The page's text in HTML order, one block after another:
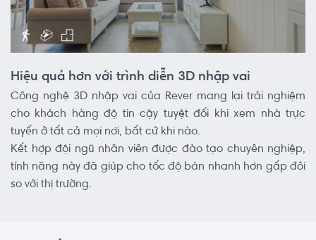
Hiệu quả hơn với trình diễn 3D nhập vai
Công nghệ 3D nhập vai của Rever mang lại trải nghiệm
cho khách hàng độ tin cậy tuyệt đối khi xem nhà trực
tuyến ở tất cả mọi nơi, bất cứ khi nào.
Kết hợp đội ngũ nhân viên được đào tạo chuyên nghiệp,
tính năng này đã giúp cho tốc độ bán nhanh hơn gấp đôi
so với thị trường.